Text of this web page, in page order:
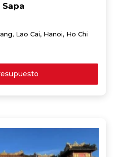
Lao Cai, Hanoi, Ho Chi